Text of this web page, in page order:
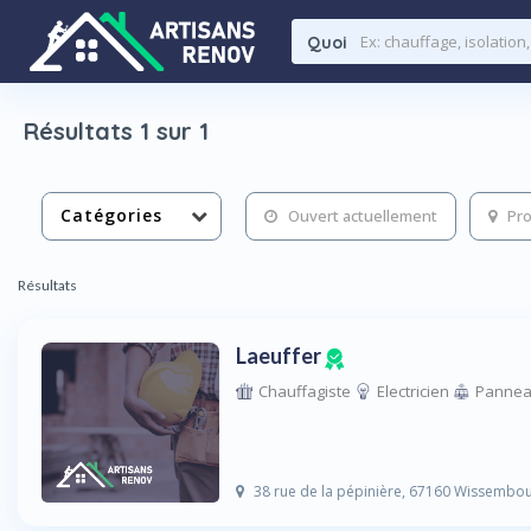
Quoi
Résultats 1 sur 1
Catégories Ouvert actuellement
Résultats
Laeuffer
Chauffagiste Electricien
38 rue de la pépinière, 67160